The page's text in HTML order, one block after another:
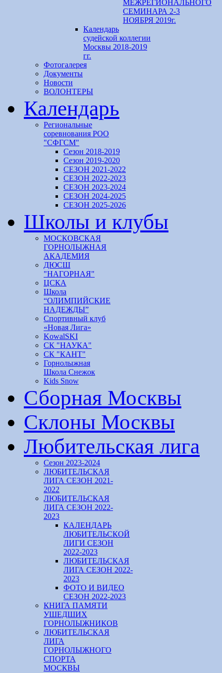
МЕЖРЕГИОНАЛЬНОГО
СЕМИНАРА 2-3
НОЯБРЯ 2019г.
Календарь
судейской коллегии
Москвы 2018-2019
гг.
Фотогалерея
Документы
Новости
ВОЛОНТЕРЫ
Календарь
Региональные
соревнования РОО
"СФГСМ"
Сезон 2018-2019
Сезон 2019-2020
СЕЗОН 2021-2022
СЕЗОН 2022-2023
СЕЗОН 2023-2024
СЕЗОН 2024-2025
СЕЗОН 2025-2026
Школы и клубы
МОСКОВСКАЯ
ГОРНОЛЫЖНАЯ
АКАДЕМИЯ
ДЮСШ
"НАГОРНАЯ"
ЦСКА
Школа
“ОЛИМПИЙСКИЕ
НАДЕЖДЫ”
Спортивный клуб
«Новая Лига»
KowalSKI
СК "НАУКА"
СК "КАНТ"
Горнолыжная
Школа Снежок
Kids Snow
Сборная Москвы
Склоны Москвы
Любительская лига
Сезон 2023-2024
ЛЮБИТЕЛЬСКАЯ
ЛИГА СЕЗОН 2021-
2022
ЛЮБИТЕЛЬСКАЯ
ЛИГА СЕЗОН 2022-
2023
КАЛЕНДАРЬ
ЛЮБИТЕЛЬСКОЙ
ЛИГИ СЕЗОН
2022-2023
ЛЮБИТЕЛЬСКАЯ
ЛИГА СЕЗОН 2022-
2023
ФОТО И ВИДЕО
СЕЗОН 2022-2023
КНИГА ПАМЯТИ
УШЕДШИХ
ГОРНОЛЫЖНИКОВ
ЛЮБИТЕЛЬСКАЯ
ЛИГА
ГОРНОЛЫЖНОГО
СПОРТА
МОСКВЫ